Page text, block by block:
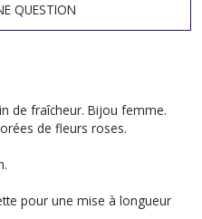
QUESTION
de fraîcheur. Bijou femme.
de fleurs roses.
pour une mise à longueur